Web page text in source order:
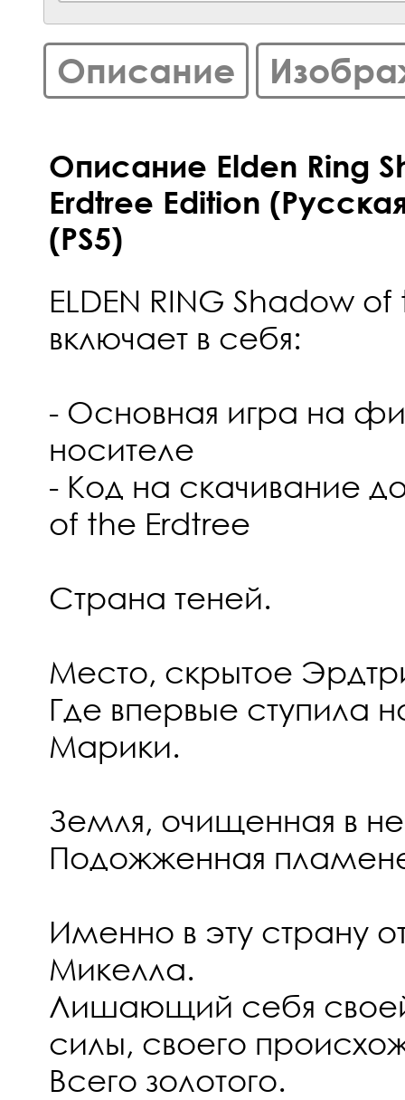
Описание
Описание Elden Ring
Erdtree Edition
(PS5)
ELDEN RING Shadow
включает в себя:
- Основная игра на
носителе
- Код на скачивание
of the Erdtree
Страна теней.
Место, скрытое
Где впервые ступила
Марики.
Земля, очищенная в
Подожженная
Именно в эту страну
Микелла.
Лишающий себя
силы, своего
Всего золотого.